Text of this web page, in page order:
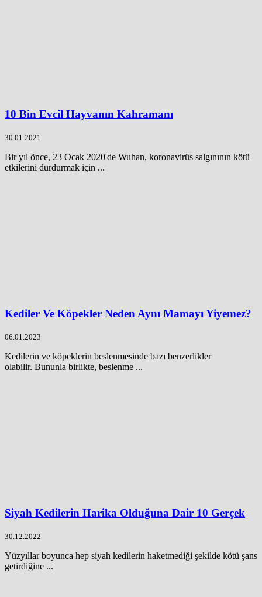
10 Bin Evcil Hayvanın Kahramanı
30.01.2021
Bir yıl önce, 23 Ocak 2020'de Wuhan, koronavirüs salgınının kötü
etkilerini durdurmak için ...
Kediler Ve Köpekler Neden Aynı Mamayı Yiyemez?
06.01.2023
Kedilerin ve köpeklerin beslenmesinde bazı benzerlikler
olabilir. Bununla birlikte, beslenme ...
Siyah Kedilerin Harika Olduğuna Dair 10 Gerçek
30.12.2022
Yüzyıllar boyunca hep siyah kedilerin haketmediği şekilde kötü şans
getirdiğine ...